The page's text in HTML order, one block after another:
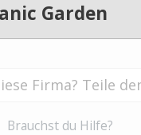
Garden
Brauchst du Hilfe?